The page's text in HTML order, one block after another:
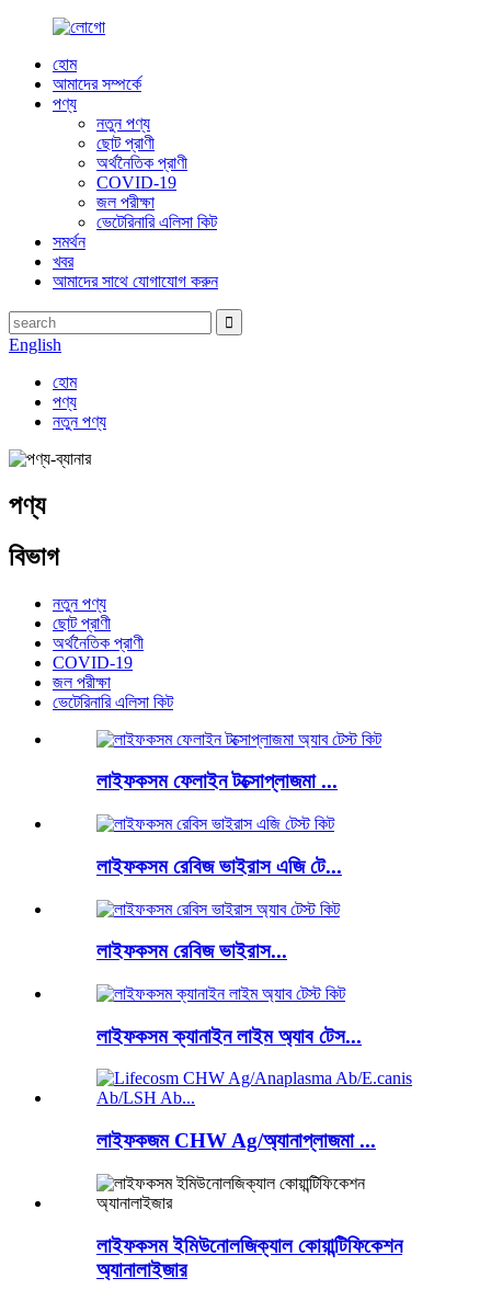
হোম
আমাদের সম্পর্কে
পণ্য
নতুন পণ্য
ছোট প্রাণী
অর্থনৈতিক প্রাণী
COVID-19
জল পরীক্ষা
ভেটেরিনারি এলিসা কিট
সমর্থন
খবর
আমাদের সাথে যোগাযোগ করুন
English
হোম
পণ্য
নতুন পণ্য
পণ্য
বিভাগ
নতুন পণ্য
ছোট প্রাণী
অর্থনৈতিক প্রাণী
COVID-19
জল পরীক্ষা
ভেটেরিনারি এলিসা কিট
লাইফকসম ফেলাইন টক্সোপ্লাজমা ...
লাইফকসম রেবিজ ভাইরাস এজি টে...
লাইফকসম রেবিজ ভাইরাস...
লাইফকসম ক্যানাইন লাইম অ্যাব টেস...
লাইফকজম CHW Ag/অ্যানাপ্লাজমা ...
লাইফকসম ইমিউনোলজিক্যাল কোয়ান্টিফিকেশন
অ্যানালাইজার